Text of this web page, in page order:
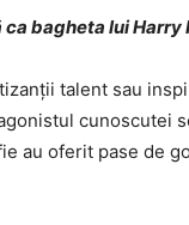
bagheta lui Harry
talent sau
cunoscutei
au oferit pase de